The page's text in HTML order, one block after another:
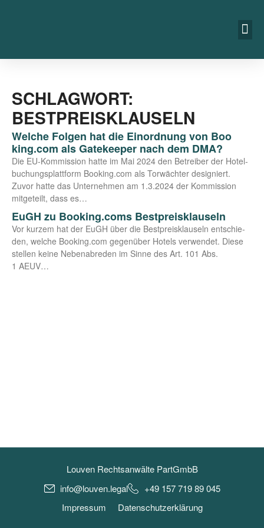
SCHLAGWORT:
BESTPREISKLAUSELN
Welche Folgen hat die Einordnung von Boo​
king​.com als Gatekeeper nach dem DMA?
Die EU-Kom­­mis­­si­on hat­te im Mai 2024 den Betrei­ber der Hotel­
bu­chungs­platt­form Boo​king​.com als Tor­wäch­ter desi­gniert.
Zuvor hat­te das Unter­neh­men am 1.3.2024 der Kom­mis­si­on
mit­ge­teilt, dass es…
EuGH zu Booking.coms Bestpreisklauseln
Vor kur­zem hat der EuGH über die Best­preis­klau­seln ent­schie­
den, wel­che Boo​king​.com gegen­über Hotels ver­wen­det. Die­se
stel­len kei­ne Neben­ab­re­den im Sin­ne des Art. 101 Abs.
1 AEUV…
Louven Rechtsanwälte PartGmbB
info@louven.legal
+49 157 719 89 045
Impressum
Datenschutzerklärung